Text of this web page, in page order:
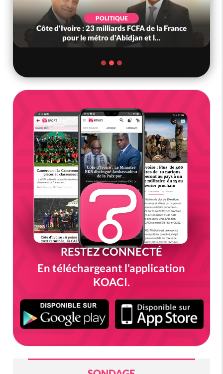
POLITIQUE
Côte d'Ivoire : 23 milliards FCFA de la France
pour le métro d'Abidjan et l...
RESTEZ CONNECTÉ
En téléchargeant l'application
KOACI.